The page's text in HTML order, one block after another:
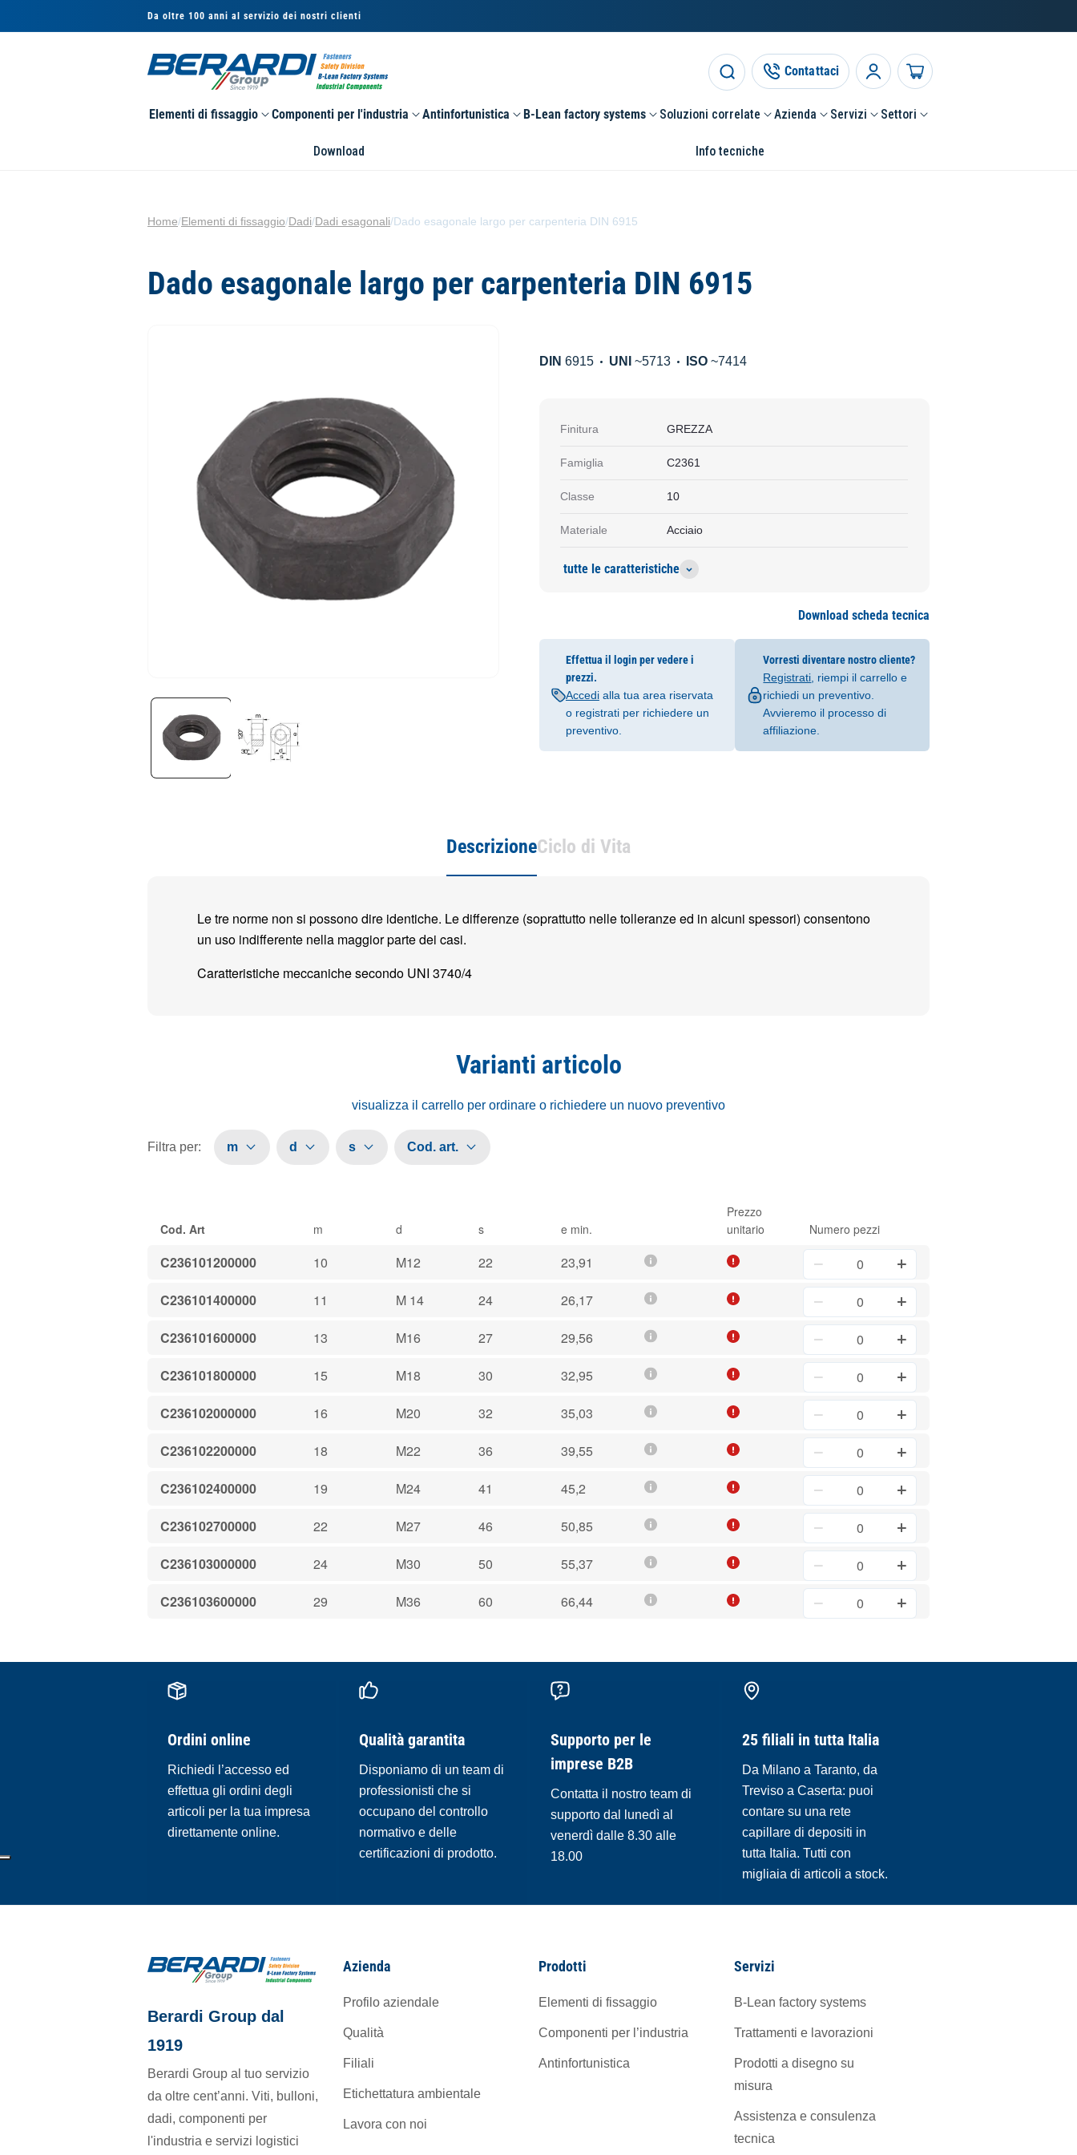
ai contenuti
Da oltre 100 anni al servizio dei nostri clienti
Elementi di fissaggio Componenti per l'industria Antinfortunistica B-Lean factory systems Soluzioni correlate Azienda Servizi Settori
Download Info tecniche
Contattaci Accedi Carrello
Home/Elementi di fissaggio/Dadi/Dadi esagonali/Dado esagonale largo per carpenteria DIN 6915
Dado esagonale largo per carpenteria DIN 6915
DIN 6915 UNI ~5713 ISO ~7414
Finitura GREZZA
Famiglia C2361
Classe 10
Materiale Acciaio
tutte le caratteristiche
Download scheda tecnica
Effettua il login per vedere i
prezzi.
Accedialla tua area riservata
o registrati per richiedere un
preventivo.
Vorresti diventare nostro cliente?
Registrati , riempi il carrello e
richiedi un preventivo.
Avvieremo il processo di
affiliazione.
DescrizioneCiclo di Vita
Le tre norme non si possono dire identiche. Le differenze (soprattutto nelle tolleranze ed in alcuni spessori) consentono
un uso indifferente nella maggior parte dei casi.
Caratteristiche meccaniche secondo UNI 3740/4
Varianti articolo
visualizza il carrello per ordinare o richiedere un nuovo preventivo
Filtra per: m d s Cod. art.
Cod. Art m d s e min.
Prezzo
unitario
Numero pezzi
C236101200000 10 M12 22 23,91
C236101400000 11 M 14 24 26,17
C236101600000 13 M16 27 29,56
C236101800000 15 M18 30 32,95
C236102000000 16 M20 32 35,03
C236102200000 18 M22 36 39,55
C236102400000 19 M24 41 45,2
C236102700000 22 M27 46 50,85
C236103000000 24 M30 50 55,37
C236103600000 29 M36 60 66,44
Ordini online
Richiedi l’accesso ed
effettua gli ordini degli
articoli per la tua impresa
direttamente online.
Qualità garantita
Disponiamo di un team di
professionisti che si
occupano del controllo
normativo e delle
certificazioni di prodotto.
Supporto per le
imprese B2B
Contatta il nostro team di
supporto dal lunedì al
venerdì dalle 8.30 alle
18.00
25 filiali in tutta Italia
Da Milano a Taranto, da
Treviso a Caserta: puoi
contare su una rete
capillare di depositi in
tutta Italia. Tutti con
migliaia di articoli a stock.
Berardi Group dal
1919
Berardi Group al tuo servizio
da oltre cent’anni. Viti, bulloni,
dadi, componenti per
l'industria e servizi logistici
Azienda
Profilo aziendale
Qualità
Filiali
Etichettatura ambientale
Lavora con noi
Prodotti
Elementi di fissaggio
Componenti per l’industria
Antinfortunistica
Servizi
B-Lean factory systems
Trattamenti e lavorazioni
Prodotti a disegno su
misura
Assistenza e consulenza
tecnica